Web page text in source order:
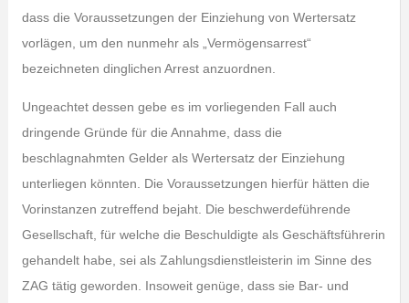
dass die Voraussetzungen der Einziehung von Wertersatz
vorlägen, um den nunmehr als „Vermögensarrest“
bezeichneten dinglichen Arrest anzuordnen.
Ungeachtet dessen gebe es im vorliegenden Fall auch
dringende Gründe für die Annahme, dass die
beschlagnahmten Gelder als Wertersatz der Einziehung
unterliegen könnten. Die Voraussetzungen hierfür hätten die
Vorinstanzen zutreffend bejaht. Die beschwerdeführende
Gesellschaft, für welche die Beschuldigte als Geschäftsführerin
gehandelt habe, sei als Zahlungsdienstleisterin im Sinne des
ZAG tätig geworden. Insoweit genüge, dass sie Bar- und